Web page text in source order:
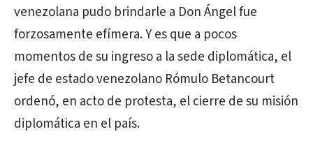
venezolana pudo brindarle a Don Ángel fue
forzosamente efímera. Y es que a pocos
momentos de su ingreso a la sede diplomática, el
jefe de estado venezolano Rómulo Betancourt
ordenó, en acto de protesta, el cierre de su misión
diplomática en el país.